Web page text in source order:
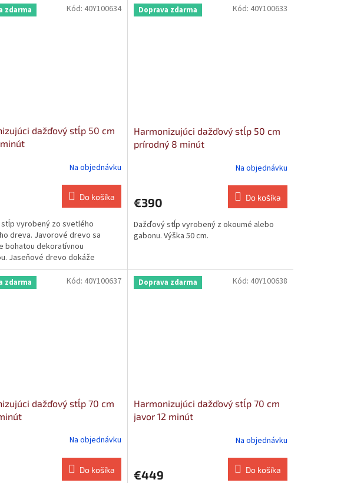
zdarma
dažďový stĺp 50 cm
Na objednávku
Do košíka
vyrobený zo svetlého
dreva. Javorové drevo sa
bohatou dekoratívnou
Jaseňové drevo dokáže
Kód: 40Y100634 Doprava zdarma
Harmonizujúci dažďový stĺp 50 cm
prírodný 8 minút
Na objednávku
€390 Do košíka
Dažďový stĺp vyrobený z okoumé alebo
gabonu. Výška 50 cm.
Kód: 40Y100633
zdarma
dažďový stĺp 70 cm
Na objednávku
Do košíka
Kód: 40Y100637 Doprava zdarma
Harmonizujúci dažďový stĺp 70 cm
javor 12 minút
Na objednávku
€449 Do košíka
Kód: 40Y100638